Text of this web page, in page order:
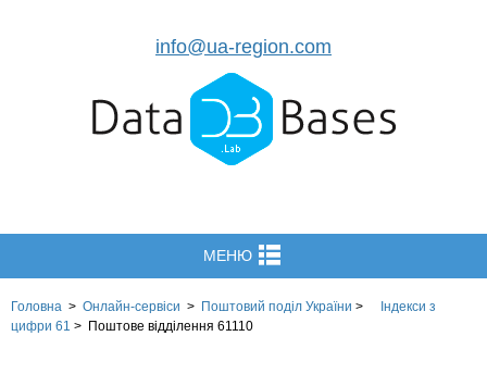
info@ua-region.com
МЕНЮ
Головна > Онлайн-сервіси > Поштовий поділ України >
Індекси з
цифри 61 > Поштове відділення 61110